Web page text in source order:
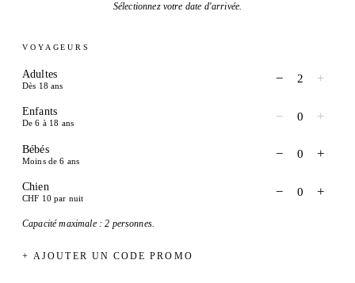
Sélectionnez votre date d'arrivée.
VOYAGEURS
Adultes
Dès 18 ans − 2 +
Enfants
De 6 à 18 ans − 0 +
Bébés
Moins de 6 ans − 0 +
Chien
CHF 10 par nuit − 0 +
Capacité maximale : 2 personnes.
+ AJOUTER UN CODE PROMO